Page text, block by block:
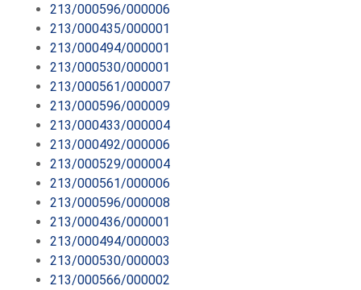
213/000596/000006
213/000435/000001
213/000494/000001
213/000530/000001
213/000561/000007
213/000596/000009
213/000433/000004
213/000492/000006
213/000529/000004
213/000561/000006
213/000596/000008
213/000436/000001
213/000494/000003
213/000530/000003
213/000566/000002